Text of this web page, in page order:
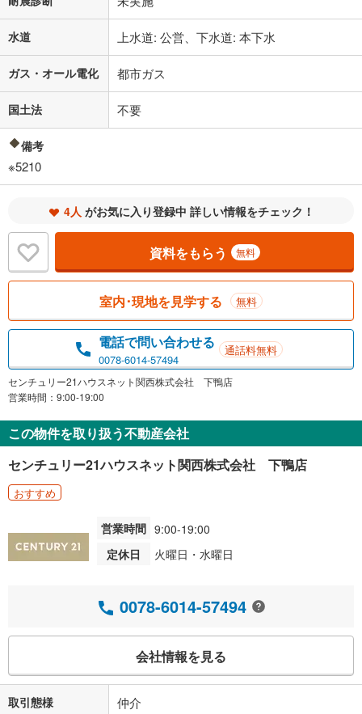
水道 上水道: 公営、下水道: 本下水
ガス・オール電化 都市ガス
国土法 不要
備考
※5210
4人 がお気に入り登録中 詳しい情報をチェック！
資料をもらう 無料
室内･現地を見学する 無料
電話で問い合わせる
0078-6014-57494
通話料無料
センチュリー21ハウスネット関西株式会社 下鴨店
営業時間：9:00-19:00
この物件を取り扱う不動産会社
センチュリー21ハウスネット関西株式会社 下鴨店
おすすめ
営業時間 9:00-19:00
定休日
火曜日・水曜日
0078-6014-57494
会社情報を見る
取引態様 仲介